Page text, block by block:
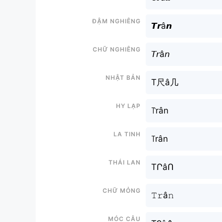
Đậm nghiêng
𝙏𝙧â𝙣
Chữ nghiêng
𝘛𝘳â𝘯
Nhật bản
T尺â几
Hy lạp
꓅rân
La tinh
꓄rân
Thái lan
TՐâՈ
Chữ mỏng
𝚃𝚛â𝚗
Móc câu